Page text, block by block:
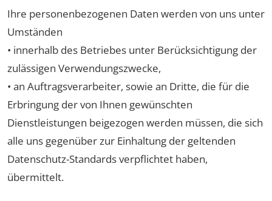
Ihre personenbezogenen Daten werden von uns unter
Umständen
• innerhalb des Betriebes unter Berücksichtigung der
zulässigen Verwendungszwecke,
• an Auftragsverarbeiter, sowie an Dritte, die für die
Erbringung der von Ihnen gewünschten
Dienstleistungen beigezogen werden müssen, die sich
alle uns gegenüber zur Einhaltung der geltenden
Datenschutz-Standards verpflichtet haben,
übermittelt.